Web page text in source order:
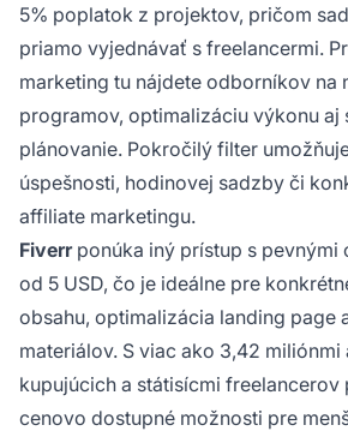
5% poplatok z projektov, pričom
priamo vyjednávať s freelancermi.
marketing tu nájdete odborníkov na
programov, optimalizáciu výkonu aj
plánovanie. Pokročilý filter
úspešnosti, hodinovej sadzby či
affiliate marketingu.
Fiverrponúka iný prístup s pevnými
od 5 USD, čo je ideálne pre
obsahu, optimalizácia landing page
materiálov. S viac ako 3,42
kupujúcich a státisícmi freelancerov
cenovo dostupné možnosti pre